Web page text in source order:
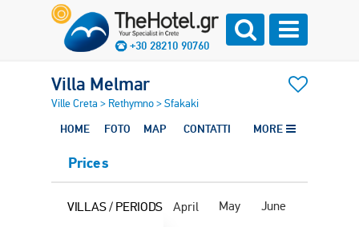
+30 28210 90760
Villa Melmar
Ville Creta > Rethymno>Sfakaki
HOME FOTO MAP CONTATTI MORE
Prices
VILLAS / PERIODS April May June